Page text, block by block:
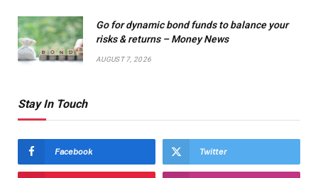
Go for dynamic bond funds to balance your
risks & returns – Money News
AUGUST 7, 2026
Stay In Touch
Facebook Twitter